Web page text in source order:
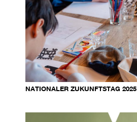
NATIONALER ZUKUNFTSTAG 2025